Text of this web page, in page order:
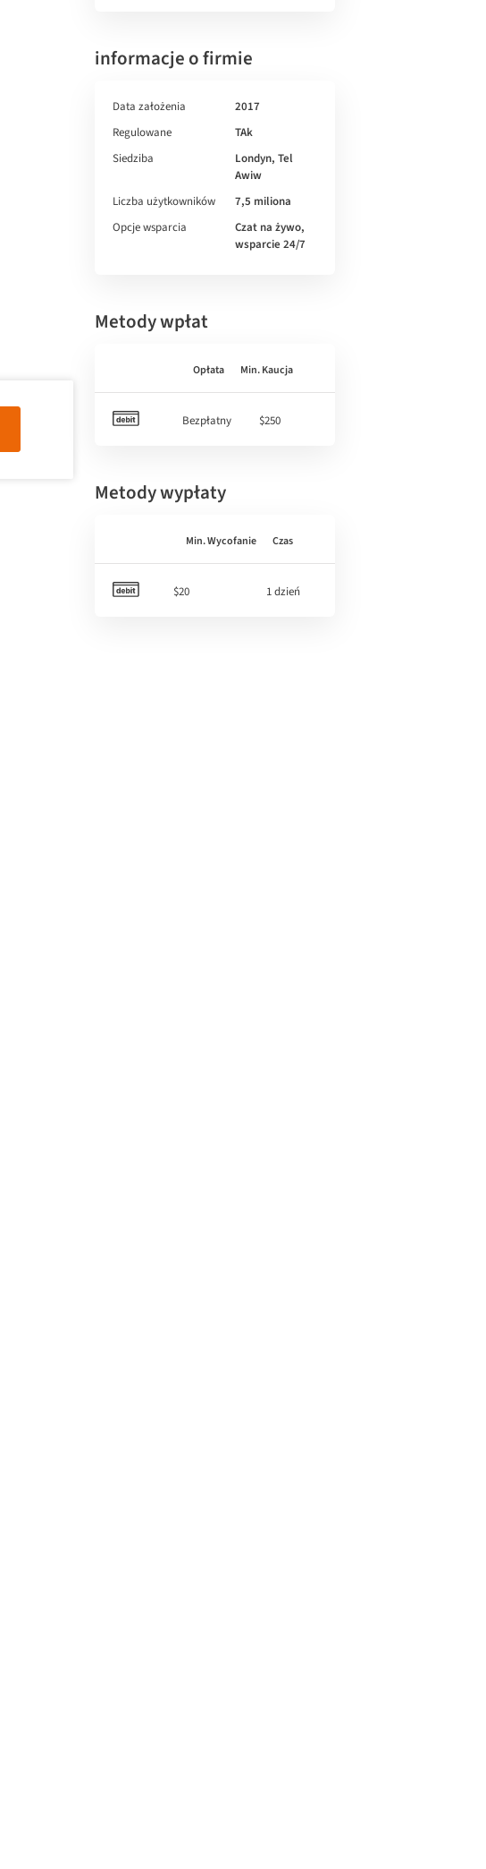
informacje o firmie
Data założenia
2017
Regulowane
TAk
Siedziba
Londyn, Tel
Awiw
Liczba użytkowników
7,5 miliona
Opcje wsparcia
Czat na żywo,
wsparcie 24/7
Metody wpłat
Opłata Min. Kaucja
Bezpłatny $250
Metody wypłaty
Min. Wycofanie Czas
$20 1 dzień